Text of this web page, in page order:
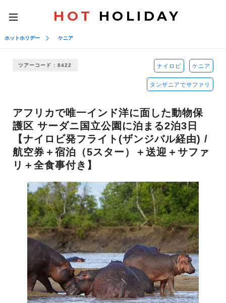
toggle
navigation
HOT HOLIDAY
ホットホリデー ケニア
ツアーコード : 8422 ナイロビ ケニア
タンザニアでサファリ
アフリカで唯一インド洋に面した動物保
護区 サーダニ国立公園に泊まる2泊3日
【ナイロビ発フライト(ザンジバル経由) /
航空券＋宿泊（5スター）＋送迎＋サファ
リ＋全食事付き】